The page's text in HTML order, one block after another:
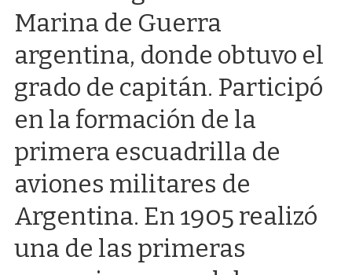
Marina de Guerra
argentina, donde obtuvo el
grado de capitán. Participó
en la formación de la
primera escuadrilla de
aviones militares de
Argentina. En 1905 realizó
una de las primeras